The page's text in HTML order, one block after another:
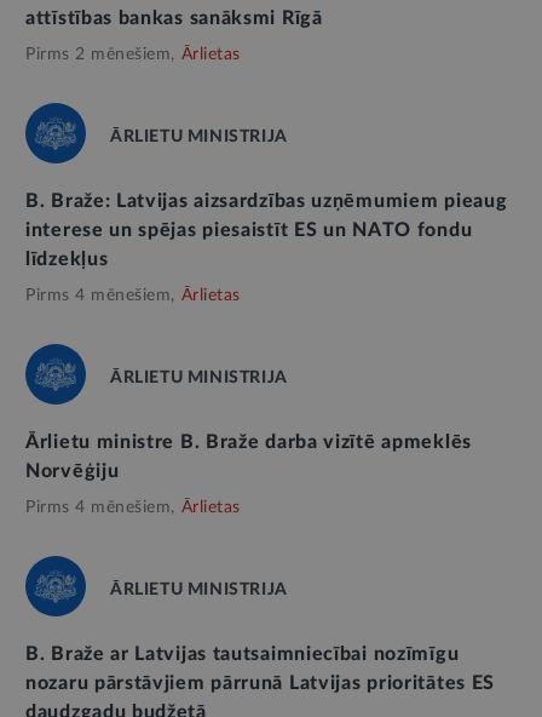
attīstības bankas sanāksmi Rīgā
Pirms 2 mēnešiem, Ārlietas
ĀRLIETU MINISTRIJA
B. Braže: Latvijas aizsardzības uzņēmumiem pieaug
interese un spējas piesaistīt ES un NATO fondu
līdzekļus
Pirms 4 mēnešiem, Ārlietas
ĀRLIETU MINISTRIJA
Ārlietu ministre B. Braže darba vizītē apmeklēs
Norvēģiju
Pirms 4 mēnešiem, Ārlietas
ĀRLIETU MINISTRIJA
B. Braže ar Latvijas tautsaimniecībai nozīmīgu
nozaru pārstāvjiem pārrunā Latvijas prioritātes ES
daudzgadu budžetā